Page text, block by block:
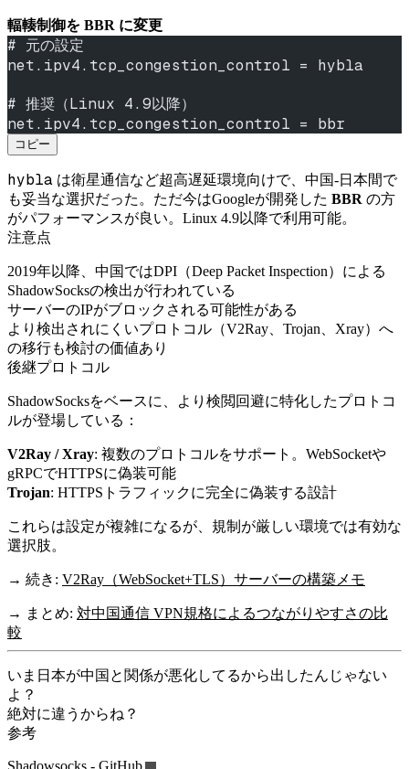
輻輳制御を BBR に変更
# 元の設定
net.ipv4.tcp_congestion_control = hybla
# 推奨（Linux 4.9以降）
net.ipv4.tcp_congestion_control = bbr
コピー
hybla は衛星通信など超高遅延環境向けで、中国-日本間で
も妥当な選択だった。ただ今はGoogleが開発した BBR の方
がパフォーマンスが良い。Linux 4.9以降で利用可能。
注意点
2019年以降、中国ではDPI（Deep Packet Inspection）による
ShadowSocksの検出が行われている
サーバーのIPがブロックされる可能性がある
より検出されにくいプロトコル（V2Ray、Trojan、Xray）へ
の移行も検討の価値あり
後継プロトコル
ShadowSocksをベースに、より検閲回避に特化したプロトコ
ルが登場している：
V2Ray / Xray: 複数のプロトコルをサポート。WebSocketや
gRPCでHTTPSに偽装可能
Trojan: HTTPSトラフィックに完全に偽装する設計
これらは設定が複雑になるが、規制が厳しい環境では有効な
選択肢。
→ 続き: V2Ray（WebSocket+TLS）サーバーの構築メモ
→ まとめ: 対中国通信 VPN規格によるつながりやすさの比
較
いま日本が中国と関係が悪化してるから出したんじゃない
よ？
絶対に違うからね？
参考
Shadowsocks - GitHub